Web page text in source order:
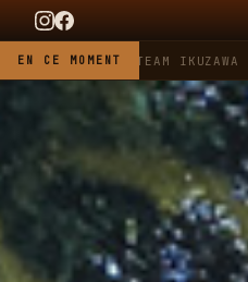
EN CE MOMENT
X TEAM IKUZAWA : LE